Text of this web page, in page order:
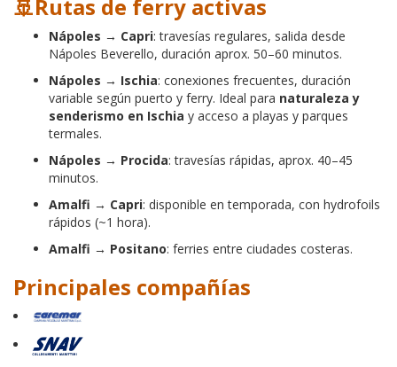
🚢Rutas de ferry activas
Nápoles → Capri: travesías regulares, salida desde
Nápoles Beverello, duración aprox. 50–60 minutos.
Nápoles → Ischia: conexiones frecuentes, duración
variable según puerto y ferry. Ideal para naturaleza y
senderismo en Ischia y acceso a playas y parques
termales.
Nápoles → Procida: travesías rápidas, aprox. 40–45
minutos.
Amalfi → Capri: disponible en temporada, con hydrofoils
rápidos (~1 hora).
Amalfi → Positano: ferries entre ciudades costeras.
Principales compañías